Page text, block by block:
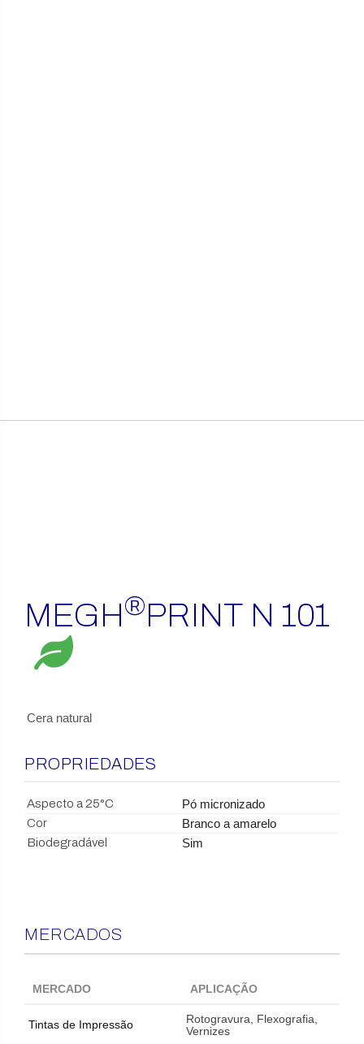
MEGH®PRINT N 101
Cera natural
PROPRIEDADES
Aspecto a 25°C Pó micronizado
Cor Branco a amarelo
Biodegradável Sim
MERCADOS
MERCADO APLICAÇÃO
Tintas de Impressão
Rotogravura, Flexografia,
Vernizes